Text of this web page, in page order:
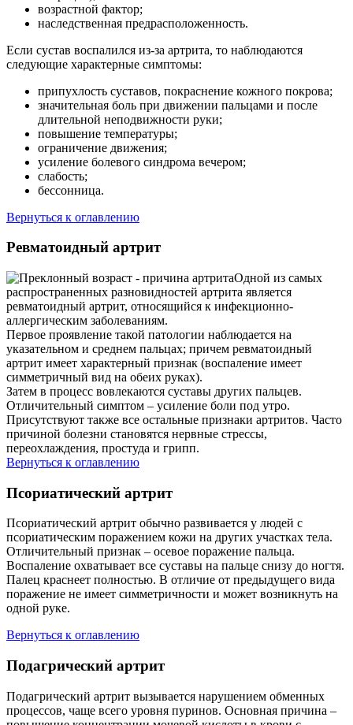
возрастной фактор;
наследственная предрасположенность.
Если сустав воспалился из-за артрита, то наблюдаются
следующие характерные симптомы:
припухлость суставов, покраснение кожного покрова;
значительная боль при движении пальцами и после
длительной неподвижности руки;
повышение температуры;
ограничение движения;
усиление болевого синдрома вечером;
слабость;
бессонница.
Вернуться к оглавлению
Ревматоидный артрит
Одной из самых
распространенных разновидностей артрита является
ревматоидный артрит, относящийся к инфекционно-
аллергическим заболеваниям.
Первое проявление такой патологии наблюдается на
указательном и среднем пальцах; причем ревматоидный
артрит имеет характерный признак (воспаление имеет
симметричный вид на обеих руках).
Затем в процесс вовлекаются суставы других пальцев.
Отличительный симптом – усиление боли под утро.
Присутствуют также все остальные признаки артритов. Часто
причиной болезни становятся нервные стрессы,
переохлаждения, простуда и грипп.
Вернуться к оглавлению
Псориатический артрит
Псориатический артрит обычно развивается у людей с
псориатическим поражением кожи на других участках тела.
Отличительный признак – осевое поражение пальца.
Воспаление охватывает все суставы на пальце снизу до ногтя.
Палец краснеет полностью. В отличие от предыдущего вида
поражение не имеет симметричности и может возникнуть на
одной руке.
Вернуться к оглавлению
Подагрический артрит
Подагрический артрит вызывается нарушением обменных
процессов, чаще всего уровня пуринов. Основная причина –